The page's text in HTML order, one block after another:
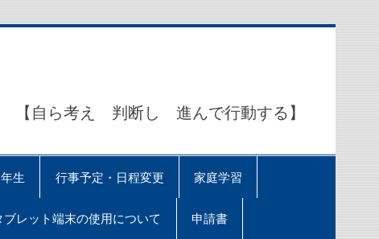
ら考え 判断し 進んで行動する】
生 行事予定・日程変更 家庭学習
ブレット端末の使用について 申請書